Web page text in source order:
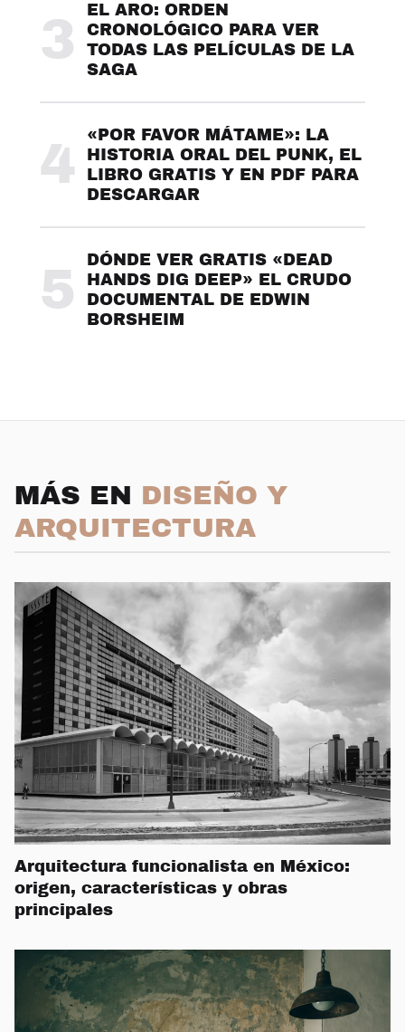
3
EL ARO: ORDEN
CRONOLÓGICO PARA VER
TODAS LAS PELÍCULAS DE LA
SAGA
4
«POR FAVOR MÁTAME»: LA
HISTORIA ORAL DEL PUNK, EL
LIBRO GRATIS Y EN PDF PARA
DESCARGAR
5
DÓNDE VER GRATIS «DEAD
HANDS DIG DEEP» EL CRUDO
DOCUMENTAL DE EDWIN
BORSHEIM
MÁS EN DISEÑO Y
ARQUITECTURA
Arquitectura funcionalista en México:
origen, características y obras
principales